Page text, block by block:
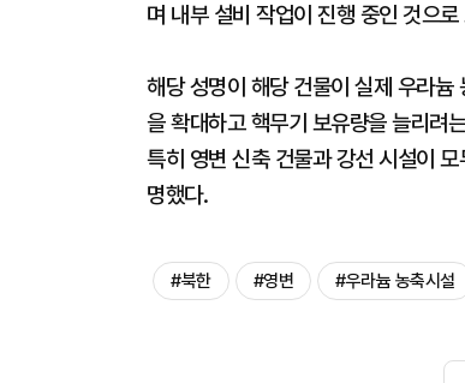
며 내부 설비 작업이 진행 중인 것으
해당 성명이 해당 건물이 실제 우라늄
을 확대하고 핵무기 보유량을 늘리려
특히 영변 신축 건물과 강선 시설이
명했다.
#북한 #영변 #우라늄 농축시설